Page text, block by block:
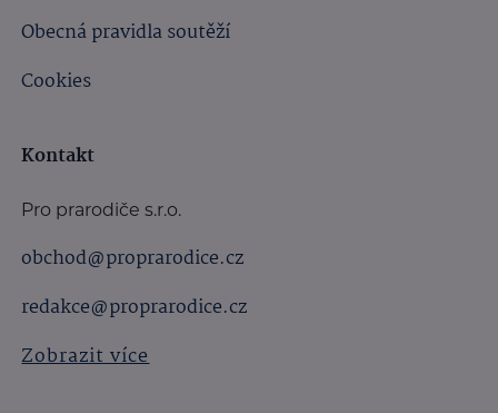
Obecná pravidla soutěží
Cookies
Kontakt
Pro prarodiče s.r.o.
obchod@proprarodice.cz
redakce@proprarodice.cz
Zobrazit více